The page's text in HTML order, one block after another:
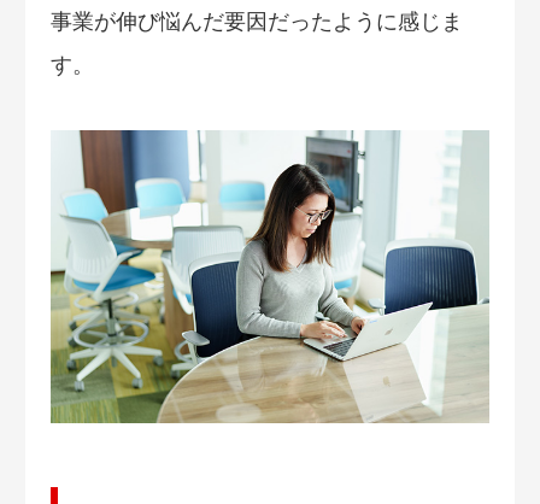
事業が伸び悩んだ要因だったように感じま
す。